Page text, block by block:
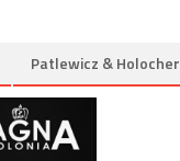
Patlewicz & Holocher